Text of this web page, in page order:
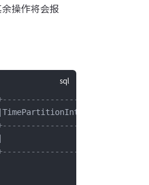
操作将会报
+
+
+